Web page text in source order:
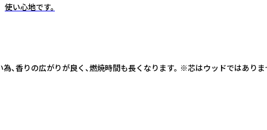
使い心地です。
香りの広がりが良く、燃焼時間も長くなります。 ※芯はウッドではありま